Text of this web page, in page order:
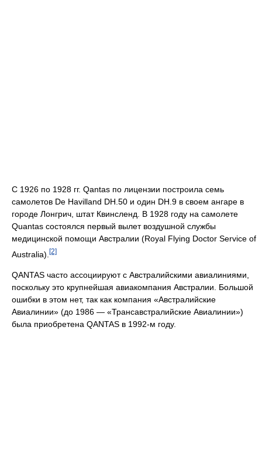
С 1926 по 1928 гг. Qantas по лицензии построила семь
самолетов De Havilland DH.50 и один DH.9 в своем ангаре в
городе Лонгрич, штат Квинсленд. В 1928 году на самолете
Quantas состоялся первый вылет воздушной службы
медицинской помощи Австралии (Royal Flying Doctor Service of
Australia). [2]
QANTAS часто ассоциируют с Австралийскими авиалиниями,
поскольку это крупнейшая авиакомпания Австралии. Большой
ошибки в этом нет, так как компания «Австралийские
Авиалинии» (до 1986 — «Трансавстралийские Авиалинии»)
была приобретена QANTAS в 1992-м году.